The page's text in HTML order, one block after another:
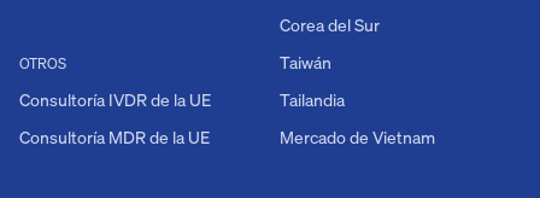
OTROS
Consultoría IVDR de la UE
Consultoría MDR de la UE
Corea del Sur
Taiwán
Tailandia
Mercado de Vietnam